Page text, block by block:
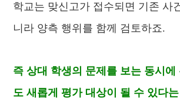
학교는 맞신고가 접수되면 기존 사
니라 양측 행위를 함께 검토하죠.
즉 상대 학생의 문제를 보는 동시에
도 새롭게 평가 대상이 될 수 있다